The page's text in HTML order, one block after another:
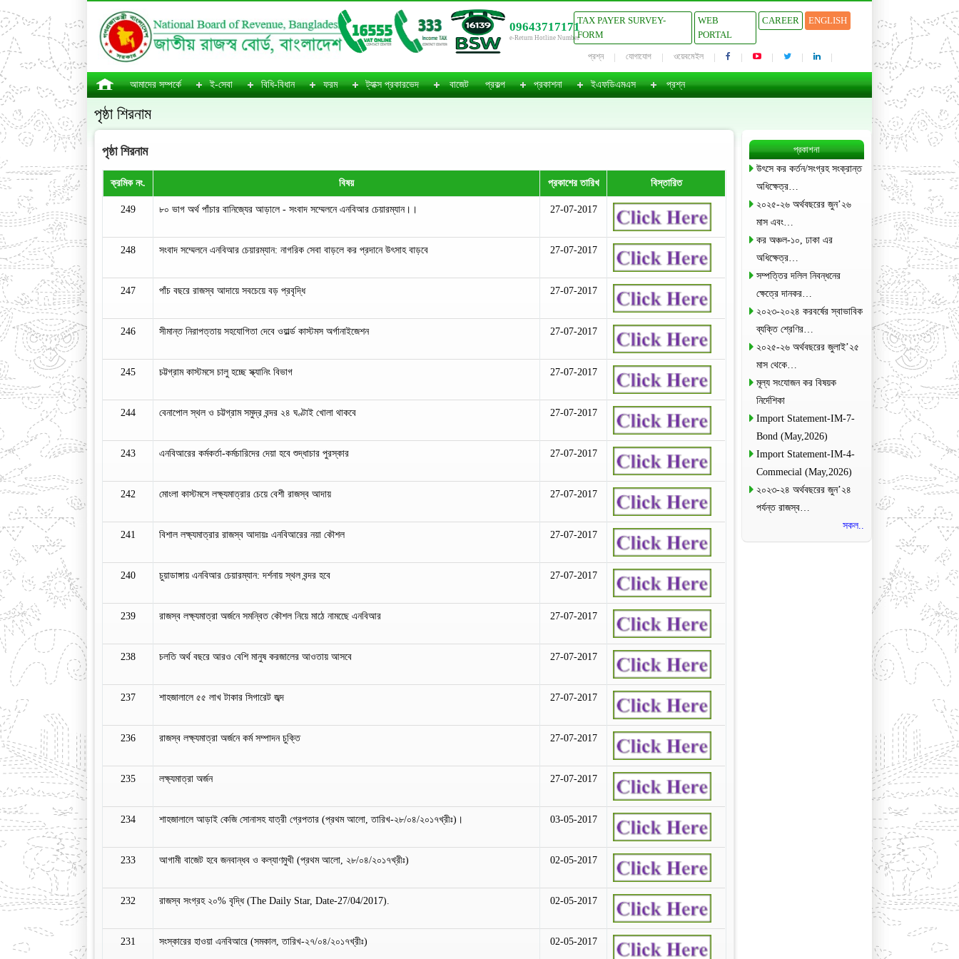
09643717171
e-Return Hotline Number
TAX PAYER SURVEY-
FORM
WEB
PORTAL
CAREER ENGLISH
প্রশ্ন যোগাযোগ ওয়েবমেইল
আমাদের সম্পর্কে ই-সেবা বিধি-বিধান ফরম ট্যাক্স প্রকারভেদ বাজেট প্রকল্প প্রকাশনা ইএফডিএমএস প্রশ্ন
পৃষ্ঠা শিরনাম
পৃষ্ঠা শিরনাম
ক্রমিক নং. বিষয় প্রকাশের তারিখ বিস্তারিত
249 ৮০ ভাগ অর্থ পাঁচার বানিজ্যের আড়ালে - সংবাদ সম্মেলনে এনবিআর চেয়ারম্যান।। 27-07-2017
248 সংবাদ সম্মেলনে এনবিআর চেয়ারম্যান: নাগরিক সেবা বাড়লে কর প্রদানে উৎসাহ বাড়বে 27-07-2017
247 পাঁচ বছরে রাজস্ব আদায়ে সবচেয়ে বড় প্রবৃদ্ধি 27-07-2017
246 সীমান্ত নিরাপত্তায় সহযোগিতা দেবে ওয়ার্ল্ড কাস্টমস অর্গানাইজেশন 27-07-2017
245 চট্টগ্রাম কাস্টমসে চালু হচ্ছে স্ক্যানিং বিভাগ 27-07-2017
244 বেনাপোল স্থল ও চট্টগ্রাম সমুদ্র বন্দর ২৪ ঘণ্টাই খোলা থাকবে 27-07-2017
243 এনবিআরের কর্মকর্তা-কর্মচারিদের দেয়া হবে শুদ্ধাচার পুরস্কার 27-07-2017
242 মোংলা কাস্টমসে লক্ষ্যমাত্রার চেয়ে বেশী রাজস্ব আদায় 27-07-2017
241 বিশাল লক্ষ্যমাত্রার রাজস্ব আদায়ঃ এনবিআরের নয়া কৌশল 27-07-2017
240 চুয়াডাঙ্গায় এনবিআর চেয়ারম্যান: দর্শনায় স্থল বন্দর হবে 27-07-2017
239 রাজস্ব লক্ষ্যমাত্রা অর্জনে সমন্বিত কৌশল নিয়ে মাঠে নামছেে এনবিআর 27-07-2017
238 চলতি অর্থ বছরে আরও বেশি মানুষ করজালের আওতায় আসবে 27-07-2017
237 শাহজালালে ৫৫ লাখ টাকার সিগারেট জব্দ 27-07-2017
236 রাজস্ব লক্ষ্যমাত্রা অর্জনে কর্ম সম্পাদন চুক্তি 27-07-2017
235 লক্ষ্যমাত্রা অর্জন 27-07-2017
234 শাহজালালে আড়াই কেজি সোনাসহ যাত্রী গ্রেপতার (প্রথম আলো, তারিখ-২৮/০৪/২০১৭খ্রীঃ)। 03-05-2017
233 আগামী বাজেট হবে জনবান্ধব ও কল্যাণমুখী (প্রথম আলো, ২৮/০৪/২০১৭খ্রীঃ) 02-05-2017
232 রাজস্ব সংগ্রহ ২০% বৃদ্ধি (The Daily Star, Date-27/04/2017). 02-05-2017
231 সংস্কারের হাওয়া এনবিআরে (সমকাল, তারিখ-২৭/০৪/২০১৭খ্রীঃ) 02-05-2017
প্রকাশনা
উৎসে কর কর্তন/সংগ্রহ সংক্রান্ত
অধিক্ষেত্র…
২০২৫-২৬ অর্থবছরের জুন’২৬
মাস এবং…
কর অঞ্চল-১০, ঢাকা এর
অধিক্ষেত্র…
সম্পত্তির দলিল নিবন্ধনের
ক্ষেত্রে দানকর…
২০২৩-২০২৪ করবর্ষের স্বাভাবিক
ব্যক্তি শ্রেণির…
২০২৫-২৬ অর্থবছরের জুলাই’২৫
মাস থেকে…
মূল্য সংযোজন কর বিষয়ক
নির্দেশিকা
Import Statement-IM-7-
Bond (May,2026)
Import Statement-IM-4-
Commecial (May,2026)
২০২৩-২৪ অর্থবছরের জুন’২৪
পর্যন্ত রাজস্ব…
সকল..